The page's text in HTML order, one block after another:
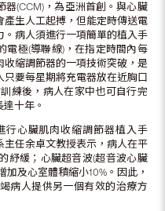
(CCM)，為亞洲首創。與心臟
生人工起搏，但能定時傳送電
病人須進行一項簡單的植入手
電極(導聯線)，在指定時間內每
縮調節器的一項技術突破，是
要每星期將充電器放在近胸口
練後，病人在家中也可自行完
十年。
行心臟肌肉收縮調節器植入手
任余卓文教授表示，病人在平
紓緩；心臟超音波(超音波心臟
及心室體積縮小10%。因此，
病人提供另一個有效的治療方